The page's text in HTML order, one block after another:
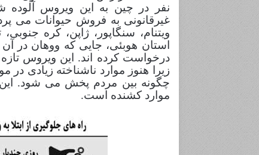
نفر در چین به این ویروس آلوده
غیرقانونی به فروش حیوانات می
ویتنام، سنگاپور، ژاپن، کره
استان هوبئی، جایی که ووهان در
درخواست کرده اند. این ویروس
زیرا هنوز موارد ناشناخته زیادی
چگونه بین مردم پخش می شود.
موارد کشنده است.